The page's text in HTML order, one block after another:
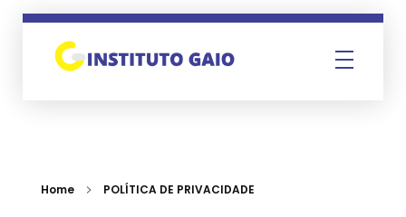
Home POLÍTICA DE PRIVACIDADE